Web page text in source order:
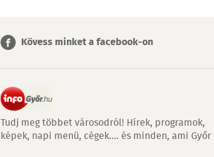
Kövess minket a facebook-on
Tudj meg többet városodról! Hírek, programok,
képek, napi menü, cégek…. és minden, ami Győr